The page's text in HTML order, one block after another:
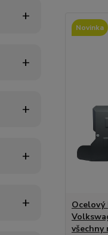
Novinka
všechny